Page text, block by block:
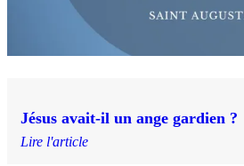
Jésus avait-il un ange gardien ?
Lire l'article